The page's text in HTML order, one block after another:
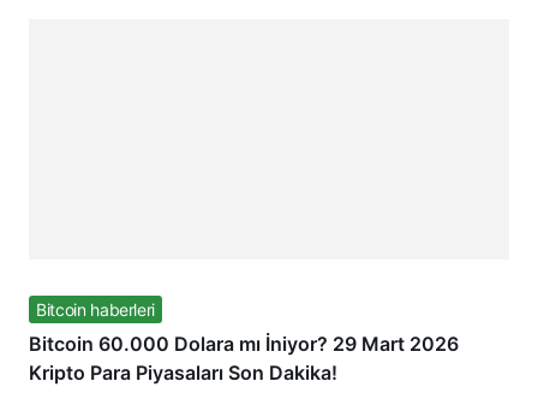
Bitcoin haberleri
Bitcoin 60.000 Dolara mı İniyor? 29 Mart 2026
Kripto Para Piyasaları Son Dakika!